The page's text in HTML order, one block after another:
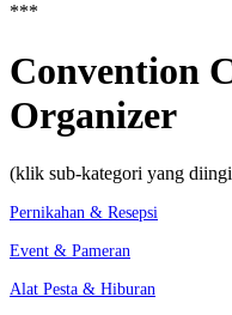
***
Convention
Organizer
(klik sub-kategori yang
Pernikahan & Resepsi
Event & Pameran
Alat Pesta & Hiburan